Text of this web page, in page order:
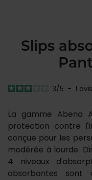
Slips
3/5 - 1 avis
La gamme Abena
protection contre
conçue pour les
modérée à lourde.
4 niveaux
absorbantes sont